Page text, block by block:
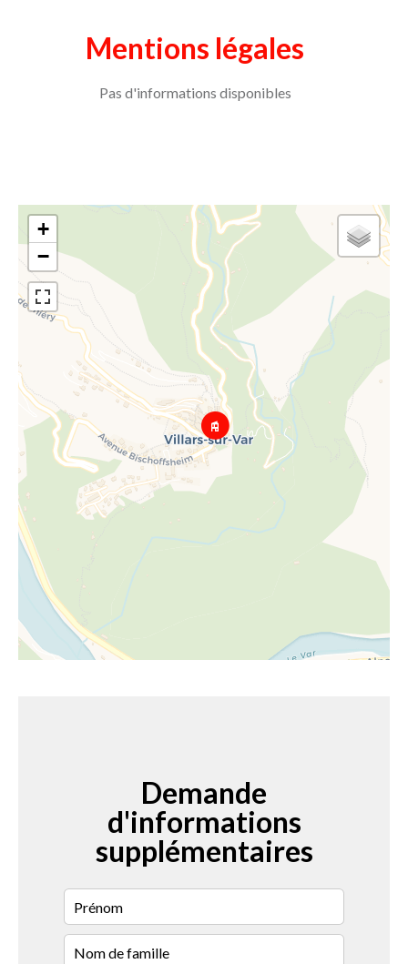
Mentions légales
Pas d'informations disponibles
+
−
Demande
d'informations
supplémentaires